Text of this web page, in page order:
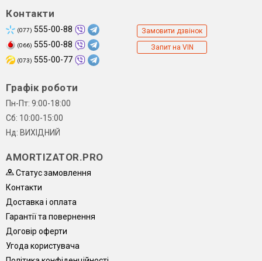
Контакти
(077) 555-00-88
(066) 555-00-88
(073) 555-00-77
Замовити дзвінок
Запит на VIN
Графік роботи
Пн-Пт: 9:00-18:00
Сб: 10:00-15:00
Нд: ВИХІДНИЙ
AMORTIZATOR.PRO
Статус замовлення
Контакти
Доставка і оплата
Гарантії та повернення
Договір оферти
Угода користувача